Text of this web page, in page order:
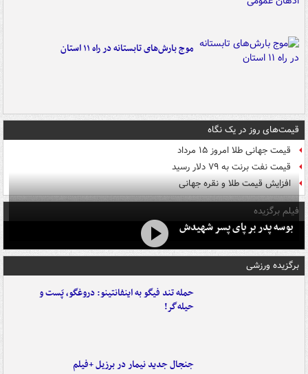
موج بارش‌های تابستانه در راه ۱۱ استان
قیمت‌های روز در یک نگاه
قیمت جهانی طلا امروز ۱۵ مرداد
قیمت نفت برنت به ۷۹ دلار رسید
افزایش قیمت طلا و نقره جهانی
فیلم برگزیده
بوسه‌ پدر بر پای پسر شهیدش
برگزیده ورزشی
حمله تند فیگو به اینفانتینو: دروغگو، پَست‌ و
حیله‌گر!
جنجال جدید نیمار در برزیل +فیلم